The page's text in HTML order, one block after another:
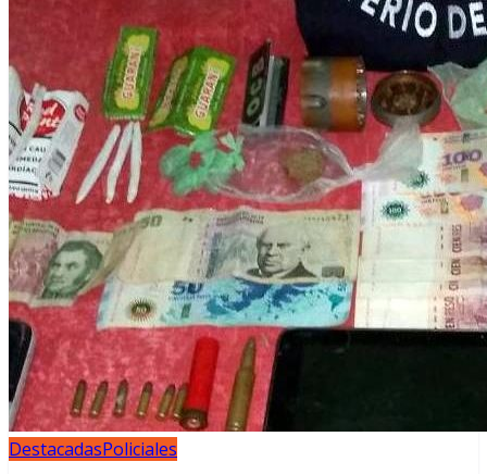
DestacadasPoliciales